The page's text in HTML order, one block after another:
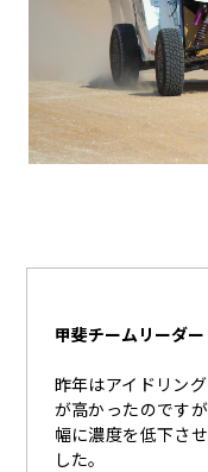
甲斐チームリーダー
昨年はアイドリン
が高かったのです
幅に濃度を低下さ
した。